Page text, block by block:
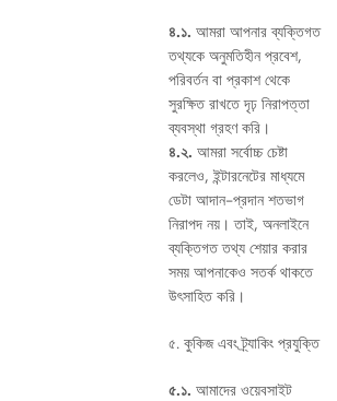
৪.১. আমরা আপনার ব্যক্তিগত
তথ্যকে অনুমতিহীন প্রবেশ,
পরিবর্তন বা প্রকাশ থেকে
সুরক্ষিত রাখতে দৃঢ় নিরাপত্তা
ব্যবস্থা গ্রহণ করি।
৪.২. আমরা সর্বোচ্চ চেষ্টা
করলেও, ইন্টারনেটের মাধ্যমে
ডেটা আদান-প্রদান শতভাগ
নিরাপদ নয়। তাই, অনলাইনে
ব্যক্তিগত তথ্য শেয়ার করার
সময় আপনাকেও সতর্ক থাকতে
উৎসাহিত করি।
৫. কুকিজ এবং ট্র্যাকিং প্রযুক্তি
৫.১. আমাদের ওয়েবসাইট